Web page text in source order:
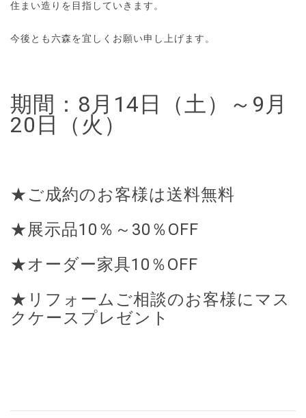
住まい造りを目指していきます。
今後とも六森を宜しくお願い申し上げます。
期間：8月14日（土）～9月
20日（火）
★ご成約のお客様は送料無料
★展示品10％～30％OFF
★オーダー家具10％OFF
★リフォームご相談のお客様にマス
クケースプレゼント